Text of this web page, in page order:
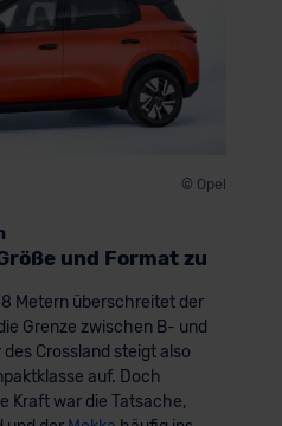
© Opel
und Format zu
Metern überschreitet der
Grenze zwischen B- und
Crossland steigt also
auf. Doch
Kraft war die Tatsache,